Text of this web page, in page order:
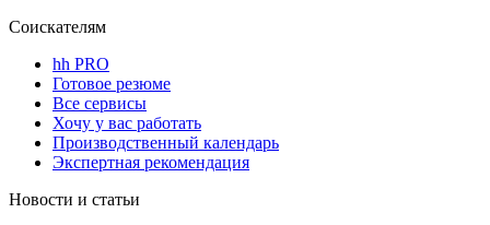
Соискателям
hh PRO
Готовое резюме
Все сервисы
Хочу у вас работать
Производственный календарь
Экспертная рекомендация
Новости и статьи